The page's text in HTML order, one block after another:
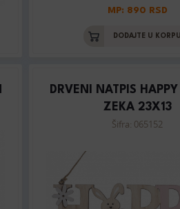
MP: 890 RSD
DODAJTE U KORPU
DRVENI NATPIS
ZEKA 23X13
Šifra: 065152